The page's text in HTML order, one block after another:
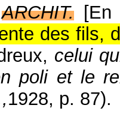
ARCHIT. [En
des fils,
celui
poli et le
1928, p. 87).